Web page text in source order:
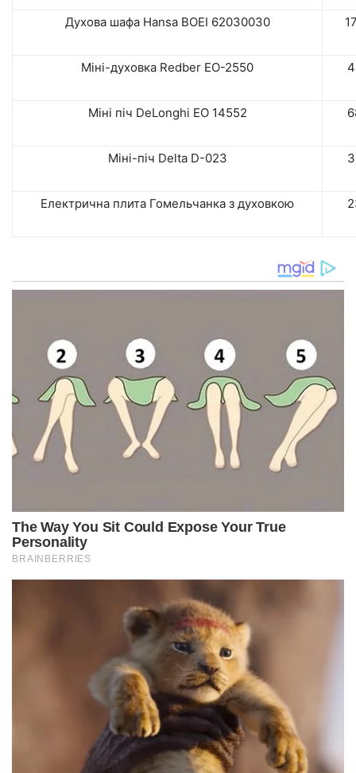
Духова шафа Hansa BOEI 62030030
Міні-духовка Redber EO-2550
Міні піч DeLonghi EO 14552
Міні-піч Delta D-023
Електрична плита Гомельчанка з духовкою